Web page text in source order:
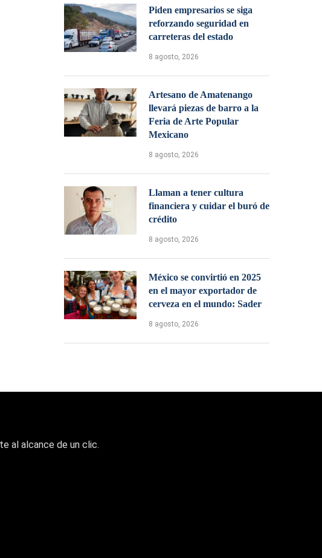
Piden empresarios se siga
reforzando seguridad en
carreteras del estado
8 agosto, 2026
Artesano de Amatenango
llevará piezas de barro a la
Feria de Arte Popular
Mexicano
8 agosto, 2026
Llaman a tener cultura
financiera y cuidar el buró de
crédito
8 agosto, 2026
México se convirtió en 2025
en el mayor exportador de
cerveza en el mundo: Sader
8 agosto, 2026
al alcance de un clic.